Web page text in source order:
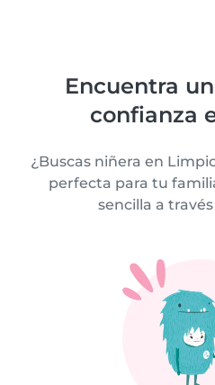
Encuentra
confianza
¿Buscas niñera en
perfecta para tu
sencilla a